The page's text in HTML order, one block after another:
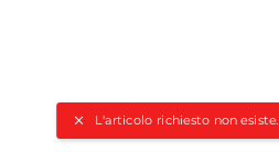
L'articolo richiesto non esiste.